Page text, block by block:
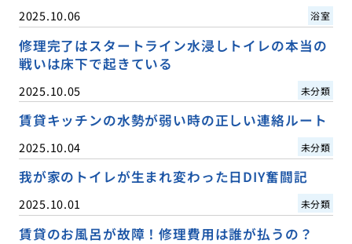
2025.10.06 浴室
修理完了はスタートライン水浸しトイレの本当の
戦いは床下で起きている
2025.10.05 未分類
賃貸キッチンの水勢が弱い時の正しい連絡ルート
2025.10.04 未分類
我が家のトイレが生まれ変わった日DIY奮闘記
2025.10.01 未分類
賃貸のお風呂が故障！修理費用は誰が払うの？